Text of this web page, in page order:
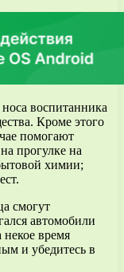
носа воспитанника
Кроме этого
помогают
прогулке на
химии;
смогут
автомобили
некое время
и убедитесь в